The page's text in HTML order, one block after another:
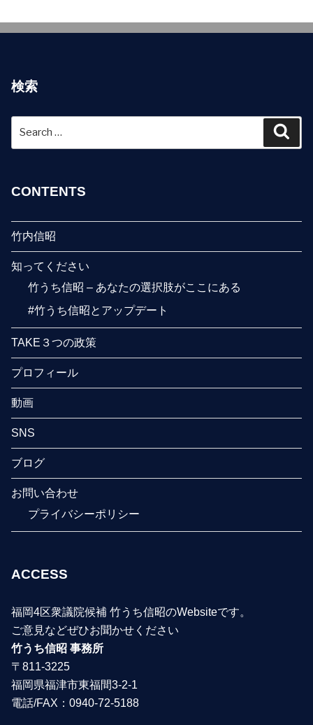
検索
CONTENTS
竹内信昭
知ってください
竹うち信昭 – あなたの選択肢がここにある
#竹うち信昭とアップデート
TAKE３つの政策
プロフィール
動画
SNS
ブログ
お問い合わせ
プライバシーポリシー
ACCESS
福岡4区衆議院候補 竹うち信昭のWebsiteです。
ご意見などぜひお聞かせください
竹うち信昭 事務所
〒811-3225
福岡県福津市東福間3-2-1
電話/FAX：0940-72-5188